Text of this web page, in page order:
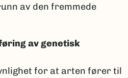
av den fremmede
av genetisk
for at arten fører til